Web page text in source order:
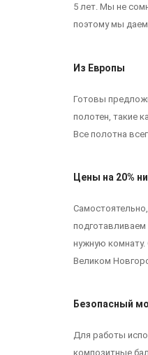
5 лет. Мы не
поэтому мы
Из Европы
Готовы
полотен, такие
Все полотна
Цены на 20%
подготавливаем
нужную
Великом
Безопасный
Для работы
композитные